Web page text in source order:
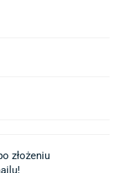
złożeniu